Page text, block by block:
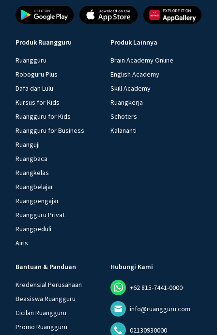
Produk Ruangguru
Ruangguru
Roboguru Plus
Dafa dan Lulu
Kursus for Kids
Ruangguru for Kids
Ruangguru for Business
Ruanguji
Ruangbaca
Ruangkelas
Ruangbelajar
Ruangpengajar
Ruangguru Privat
Ruangpeduli
Airis
Produk Lainnya
Brain Academy Online
English Academy
Skill Academy
Ruangkerja
Schoters
Kalananti
Bantuan & Panduan
Kredensial Perusahaan
Beasiswa Ruangguru
Cicilan Ruangguru
Promo Ruangguru
Hubungi Kami
+62 815-7441-0000
info@ruangguru.com
02130930000